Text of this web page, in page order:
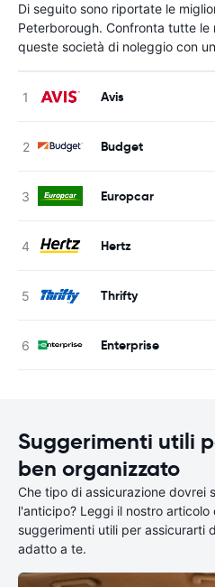
Di seguito sono riportate le
Peterborough. Confronta tutte le
queste società di noleggio con
Avis
Budget
Europcar
Hertz
Thrifty
Enterprise
Suggerimenti utili
ben organizzato
Che tipo di assicurazione dovrei
l'anticipo? Leggi il nostro articolo
suggerimenti utili per assicurarti
adatto a te.